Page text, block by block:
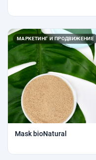
МАРКЕТИНГ И ПРОДВИЖЕНИЕ
Mask bioNatural